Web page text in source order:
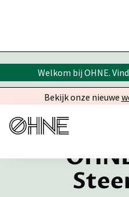
Welkom bij OHNE.
Bekijk onze nieuwe